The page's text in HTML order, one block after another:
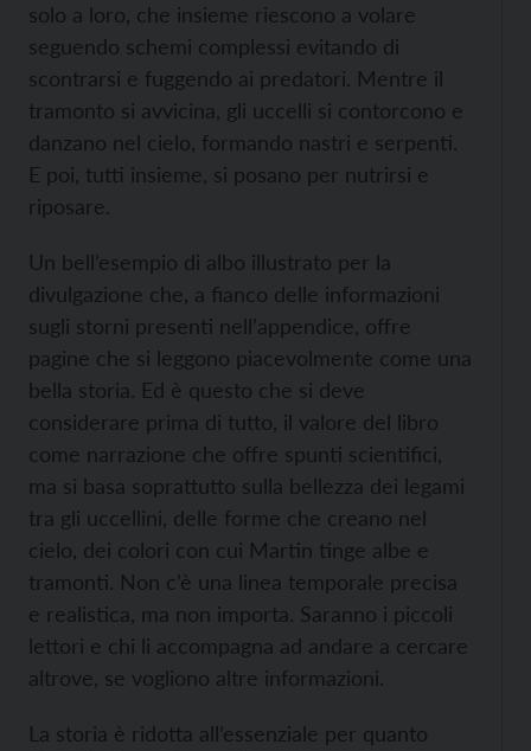
solo a loro, che insieme riescono a volare
seguendo schemi complessi evitando di
scontrarsi e fuggendo ai predatori. Mentre il
tramonto si avvicina, gli uccelli si contorcono e
danzano nel cielo, formando nastri e serpenti.
E poi, tutti insieme, si posano per nutrirsi e
riposare.
Un bell’esempio di albo illustrato per la
divulgazione che, a fianco delle informazioni
sugli storni presenti nell’appendice, offre
pagine che si leggono piacevolmente come una
bella storia. Ed è questo che si deve
considerare prima di tutto, il valore del libro
come narrazione che offre spunti scientifici,
ma si basa soprattutto sulla bellezza dei legami
tra gli uccellini, delle forme che creano nel
cielo, dei colori con cui Martin tinge albe e
tramonti. Non c’è una linea temporale precisa
e realistica, ma non importa. Saranno i piccoli
lettori e chi li accompagna ad andare a cercare
altrove, se vogliono altre informazioni.
La storia è ridotta all’essenziale per quanto